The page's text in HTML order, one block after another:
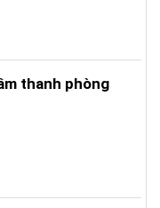
thanh phòng